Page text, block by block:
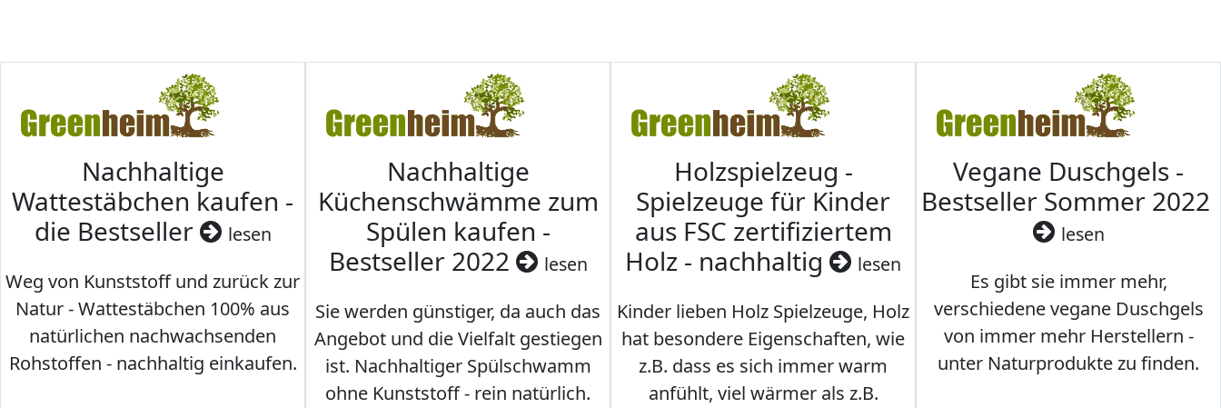
Nachhaltige
Wattestäbchen kaufen -
die Bestseller
lesen
Weg von Kunststoff und zurück zur
Natur - Wattestäbchen 100% aus
natürlichen nachwachsenden
Rohstoffen - nachhaltig einkaufen.
Nachhaltige
Küchenschwämme zum
Spülen kaufen -
Bestseller 2022
lesen
Sie werden günstiger, da auch das
Angebot und die Vielfalt gestiegen
ist. Nachhaltiger Spülschwamm
ohne Kunststoff - rein natürlich.
Holzspielzeug -
Spielzeuge für Kinder
aus FSC zertifiziertem
Holz - nachhaltig
lesen
Kinder lieben Holz Spielzeuge, Holz
hat besondere Eigenschaften, wie
z.B. dass es sich immer warm
anfühlt, viel wärmer als z.B.
Vegane Duschgels -
Bestseller Sommer 2022
lesen
Es gibt sie immer mehr,
verschiedene vegane Duschgels
von immer mehr Herstellern -
unter Naturprodukte zu finden.